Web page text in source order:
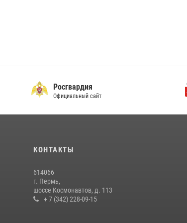
Росгвардия
Официальный сайт
КОНТАКТЫ
614066
г. Пермь,
шоссе Космонавтов, д. 113
+ 7 (342) 228-09-15